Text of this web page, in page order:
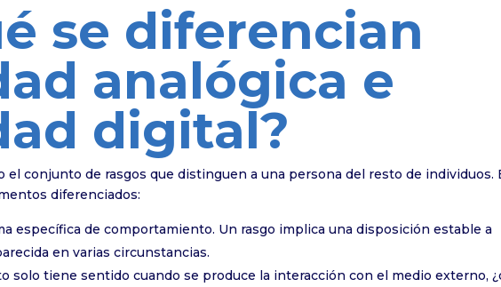
se diferencian
analógica e
digital?
el conjunto de rasgos que distinguen a una persona del resto de individuos.
diferenciados:
específica de comportamiento. Un rasgo implica una disposición estable a
en varias circunstancias.
solo tiene sentido cuando se produce la interacción con el medio externo,